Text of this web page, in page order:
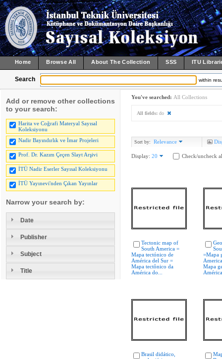
Home Browse All About The Collection SSS ITU
Search within
Add or remove other collections
to your search:
Harita ve Coğrafi Materyal Sayısal
Koleksiyonu
Nadir Bayındırlık ve İmar Projeleri
Prof. Dr. Kazım Çeçen Slayt Arşivi
İTÜ Nadir Eserler Sayısal Koleksiyonu
İTÜ Yayınevi'nden Çıkan Yayınlar
Narrow your search by:
Date
Publisher
Subject
Title
You've searched: All Collections
All fields: do
Sort by: Relevance
Display: 20 Check/uncheck
Tectonic map of
South America =
Mapa tectónico de
América del Sur =
Mapa tectônico da
América do...
=Mapa
Mapa
Brasil didático,